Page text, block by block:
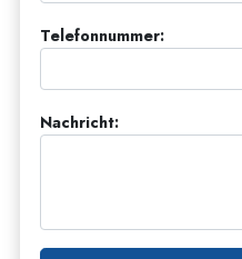
Telefonnummer:
Nachricht: